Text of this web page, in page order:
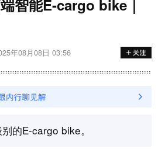
智能E-cargo bike｜
年08月08日 03:56
的E-cargo bike。